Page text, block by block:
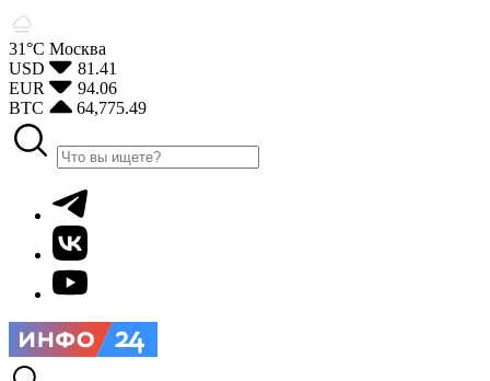
31°С Москва
USD
81.41
EUR
94.06
BTC
64,775.49